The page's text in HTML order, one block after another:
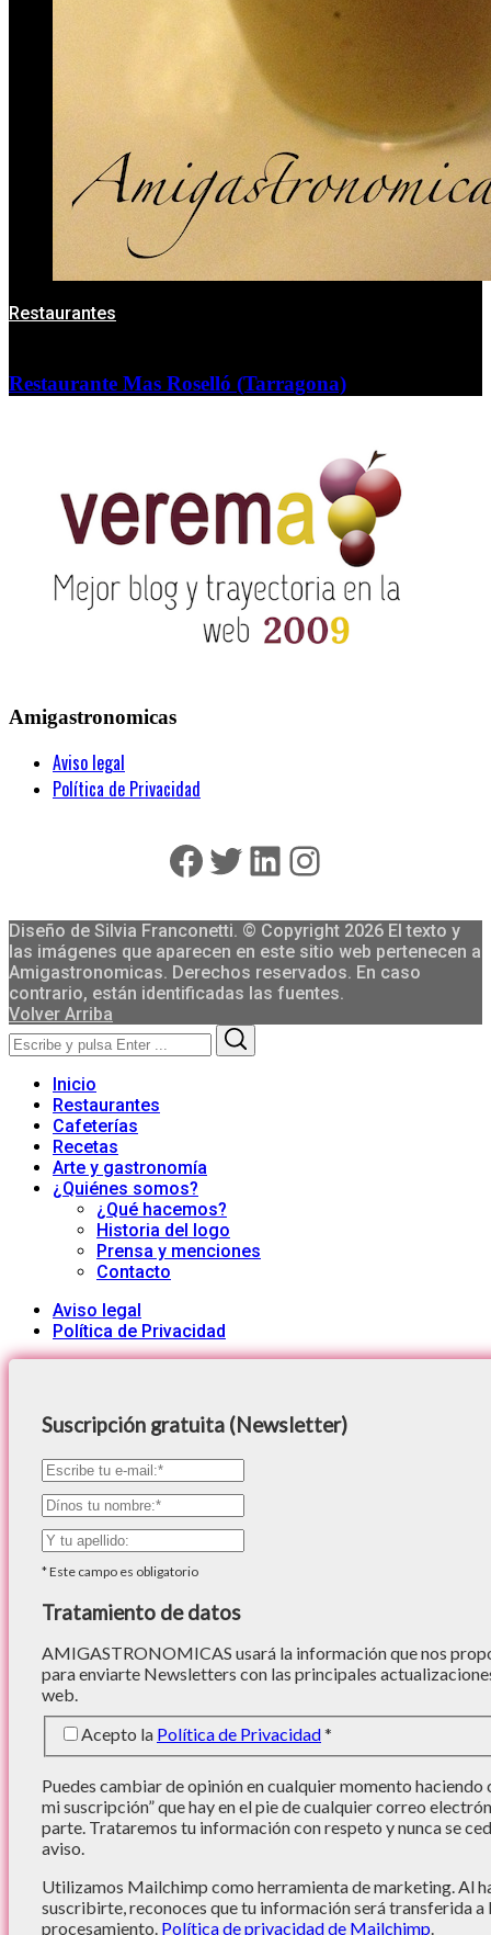
Restaurantes
Restaurante Mas Roselló (Tarragona)
Amigastronomicas
Aviso legal
Política de Privacidad
Facebook
Twitter
LinkedIn
Instagram
Diseño de Silvia Franconetti. © Copyright 2026 El texto y
las imágenes que aparecen en este sitio web pertenecen a
Amigastronomicas. Derechos reservados. En caso
contrario, están identificadas las fuentes.
Volver Arriba
Search
for:
Inicio
Restaurantes
Cafeterías
Recetas
Arte y gastronomía
¿Quiénes somos?
¿Qué hacemos?
Historia del logo
Prensa y menciones
Contacto
Aviso legal
Política de Privacidad
Suscripción gratuita (Newsletter)
*Este campo es obligatorio
Tratamiento de datos
AMIGASTRONOMICAS usará la información que nos
para enviarte Newsletters con las principales
web.
Acepto la Política de Privacidad*
Puedes cambiar de opinión en cualquier momento haciendo
mi suscripción” que hay en el pie de cualquier correo
parte. Trataremos tu información con respeto y nunca se
aviso.
Utilizamos Mailchimp como herramienta de marketing. Al
suscribirte, reconoces que tu información será transferida
procesamiento. Política de privacidad de Mailchimp.